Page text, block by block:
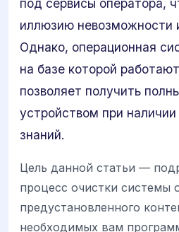
под сервисы оператора,
иллюзию невозможности
Однако, операционная
на базе которой
позволяет получить
устройством при
знаний.
Цель данной статьи —
процесс очистки системы
предустановленного
необходимых вам